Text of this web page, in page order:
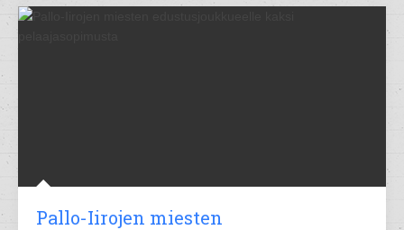
Pallo-Iirojen miesten